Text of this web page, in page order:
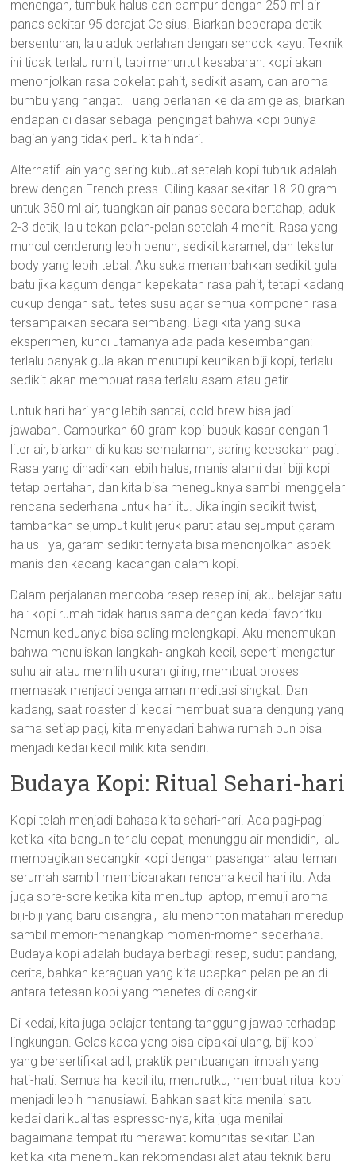
menengah, tumbuk halus dan campur dengan 250 ml air
panas sekitar 95 derajat Celsius. Biarkan beberapa detik
bersentuhan, lalu aduk perlahan dengan sendok kayu. Teknik
ini tidak terlalu rumit, tapi menuntut kesabaran: kopi akan
menonjolkan rasa cokelat pahit, sedikit asam, dan aroma
bumbu yang hangat. Tuang perlahan ke dalam gelas, biarkan
endapan di dasar sebagai pengingat bahwa kopi punya
bagian yang tidak perlu kita hindari.
Alternatif lain yang sering kubuat setelah kopi tubruk adalah
brew dengan French press. Giling kasar sekitar 18-20 gram
untuk 350 ml air, tuangkan air panas secara bertahap, aduk
2-3 detik, lalu tekan pelan-pelan setelah 4 menit. Rasa yang
muncul cenderung lebih penuh, sedikit karamel, dan tekstur
body yang lebih tebal. Aku suka menambahkan sedikit gula
batu jika kagum dengan kepekatan rasa pahit, tetapi kadang
cukup dengan satu tetes susu agar semua komponen rasa
tersampaikan secara seimbang. Bagi kita yang suka
eksperimen, kunci utamanya ada pada keseimbangan:
terlalu banyak gula akan menutupi keunikan biji kopi, terlalu
sedikit akan membuat rasa terlalu asam atau getir.
Untuk hari-hari yang lebih santai, cold brew bisa jadi
jawaban. Campurkan 60 gram kopi bubuk kasar dengan 1
liter air, biarkan di kulkas semalaman, saring keesokan pagi.
Rasa yang dihadirkan lebih halus, manis alami dari biji kopi
tetap bertahan, dan kita bisa meneguknya sambil menggelar
rencana sederhana untuk hari itu. Jika ingin sedikit twist,
tambahkan sejumput kulit jeruk parut atau sejumput garam
halus—ya, garam sedikit ternyata bisa menonjolkan aspek
manis dan kacang-kacangan dalam kopi.
Dalam perjalanan mencoba resep-resep ini, aku belajar satu
hal: kopi rumah tidak harus sama dengan kedai favoritku.
Namun keduanya bisa saling melengkapi. Aku menemukan
bahwa menuliskan langkah-langkah kecil, seperti mengatur
suhu air atau memilih ukuran giling, membuat proses
memasak menjadi pengalaman meditasi singkat. Dan
kadang, saat roaster di kedai membuat suara dengung yang
sama setiap pagi, kita menyadari bahwa rumah pun bisa
menjadi kedai kecil milik kita sendiri.
Budaya Kopi: Ritual Sehari-hari
Kopi telah menjadi bahasa kita sehari-hari. Ada pagi-pagi
ketika kita bangun terlalu cepat, menunggu air mendidih, lalu
membagikan secangkir kopi dengan pasangan atau teman
serumah sambil membicarakan rencana kecil hari itu. Ada
juga sore-sore ketika kita menutup laptop, memuji aroma
biji-biji yang baru disangrai, lalu menonton matahari meredup
sambil memori-menangkap momen-momen sederhana.
Budaya kopi adalah budaya berbagi: resep, sudut pandang,
cerita, bahkan keraguan yang kita ucapkan pelan-pelan di
antara tetesan kopi yang menetes di cangkir.
Di kedai, kita juga belajar tentang tanggung jawab terhadap
lingkungan. Gelas kaca yang bisa dipakai ulang, biji kopi
yang bersertifikat adil, praktik pembuangan limbah yang
hati-hati. Semua hal kecil itu, menurutku, membuat ritual kopi
menjadi lebih manusiawi. Bahkan saat kita menilai satu
kedai dari kualitas espresso-nya, kita juga menilai
bagaimana tempat itu merawat komunitas sekitar. Dan
ketika kita menemukan rekomendasi alat atau teknik baru